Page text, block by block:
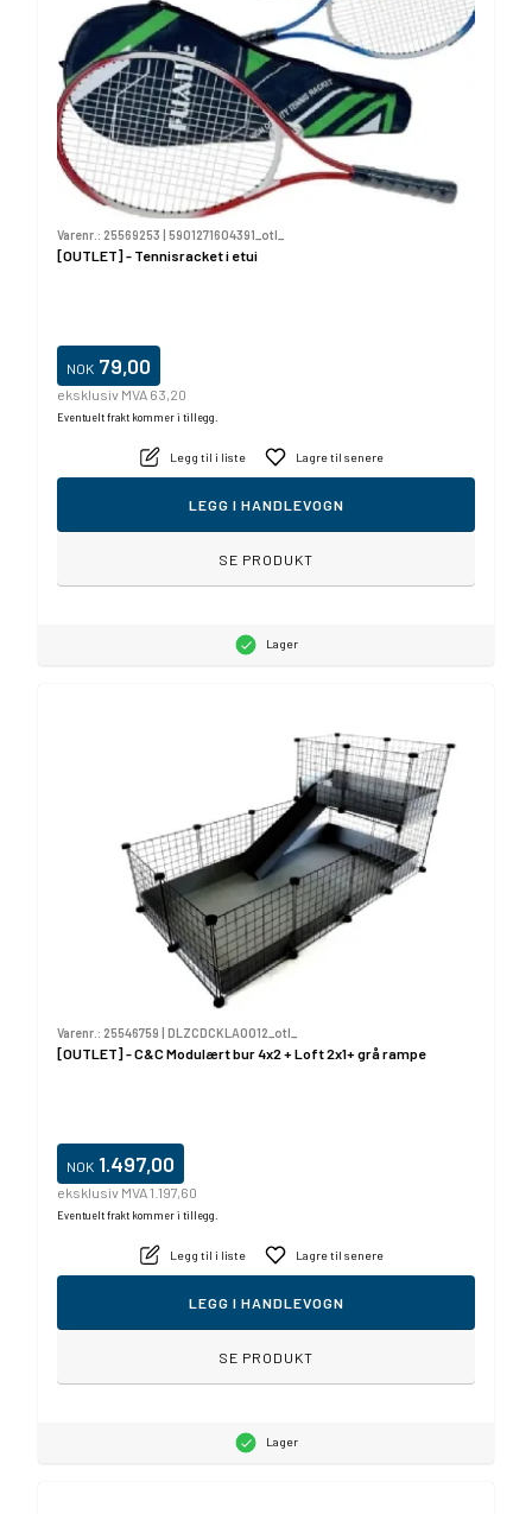
Varenr.: 25569253 5901271604391_otl_
[OUTLET] - Tennisracket i etui
NOK 79,00
eksklusiv MVA 63,20
Eventuelt frakt kommer i tillegg.
Legg til i liste Lagre til senere
LEGG I HANDLEVOGN
SE PRODUKT
Lager
Varenr.: 25546759 DLZCDCKLA0012_otl_
[OUTLET] - C&C Modulært bur 4x2 + Loft 2x1+ grå rampe
NOK 1.497,00
eksklusiv MVA 1.197,60
Eventuelt frakt kommer i tillegg.
Legg til i liste Lagre til senere
LEGG I HANDLEVOGN
SE PRODUKT
Lager